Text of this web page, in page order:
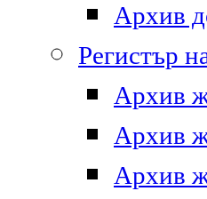
Архив
Регистър
Архив
Архив
Архив